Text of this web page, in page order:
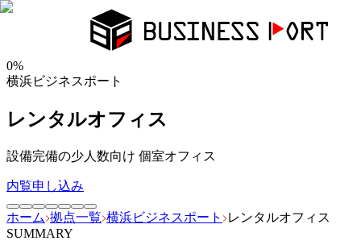
0%
横浜ビジネスポート
レンタルオフィス
設備完備の少人数向け 個室オフィス
内覧申し込み
ホーム 拠点一覧 横浜ビジネスポート
レンタルオフィス
SUMMARY